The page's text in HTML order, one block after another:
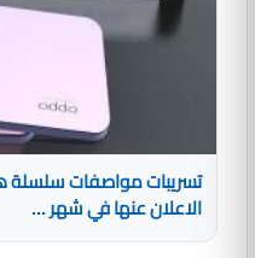
الاعلان عنها في شهر ...